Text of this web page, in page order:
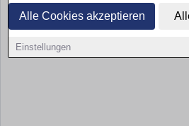
Alle Cookies akzeptieren
Einstellungen